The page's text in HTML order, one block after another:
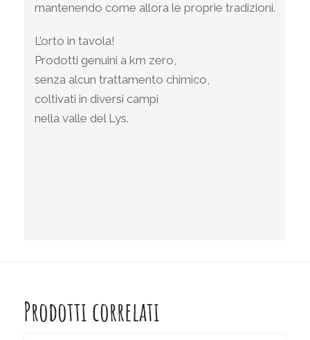
mantenendo come allora le proprie tradizioni.
L’orto in tavola!
Prodotti genuini a km zero,
senza alcun trattamento chimico,
coltivati in diversi campi
nella valle del Lys.
Prodotti correlati